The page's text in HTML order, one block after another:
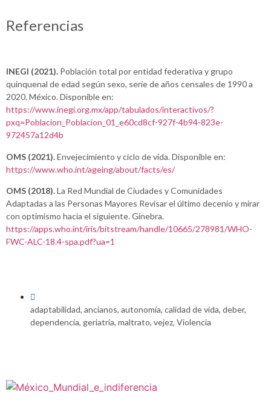
Referencias
INEGI (2021). Población total por entidad federativa y grupo
quinquenal de edad según sexo, serie de años censales de 1990 a
2020. México. Disponible en:
https://www.inegi.org.mx/app/tabulados/interactivos/?
pxq=Poblacion_Poblacion_01_e60cd8cf-927f-4b94-823e-
972457a12d4b
OMS (2021).Envejecimiento y ciclo de vida. Disponible en:
https://www.who.int/ageing/about/facts/es/
OMS (2018).La Red Mundial de Ciudades y Comunidades
Adaptadas a las Personas Mayores Revisar el último decenio y mirar
con optimismo hacia el siguiente. Ginebra.
https://apps.who.int/iris/bitstream/handle/10665/278981/WHO-
FWC-ALC-18.4-spa.pdf?ua=1
adaptabilidad, ancianos, autonomía, calidad de vida, deber,
dependencia, geriatría, maltrato, vejez, Violencia